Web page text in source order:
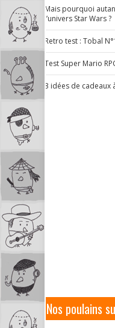
Mais pourquoi
l’univers Star Wars ?
Retro test : Tobal
Test Super Mario
3 idées de cadeaux
Nos poulains